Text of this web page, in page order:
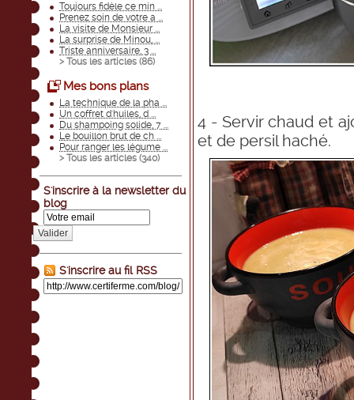
Toujours fidèle ce min ...
Prenez soin de votre a ...
La visite de Monsieur ...
La surprise de Minou, ...
Triste anniversaire, 3 ...
> Tous les articles (86)
Mes bons plans
La technique de la pha ...
Un coffret d'huiles, d ...
Du shampoing solide, 7 ...
Le bouillon brut de ch ...
Pour ranger les légume ...
> Tous les articles (340)
S'inscrire à la newsletter du
blog
Valider
S'inscrire au fil RSS
4 - Servir chaud et
et de persil haché.